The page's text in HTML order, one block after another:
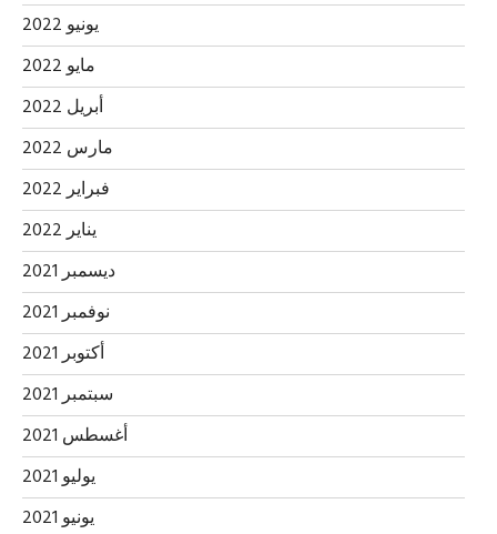
يونيو 2022
مايو 2022
أبريل 2022
مارس 2022
فبراير 2022
يناير 2022
ديسمبر 2021
نوفمبر 2021
أكتوبر 2021
سبتمبر 2021
أغسطس 2021
يوليو 2021
يونيو 2021